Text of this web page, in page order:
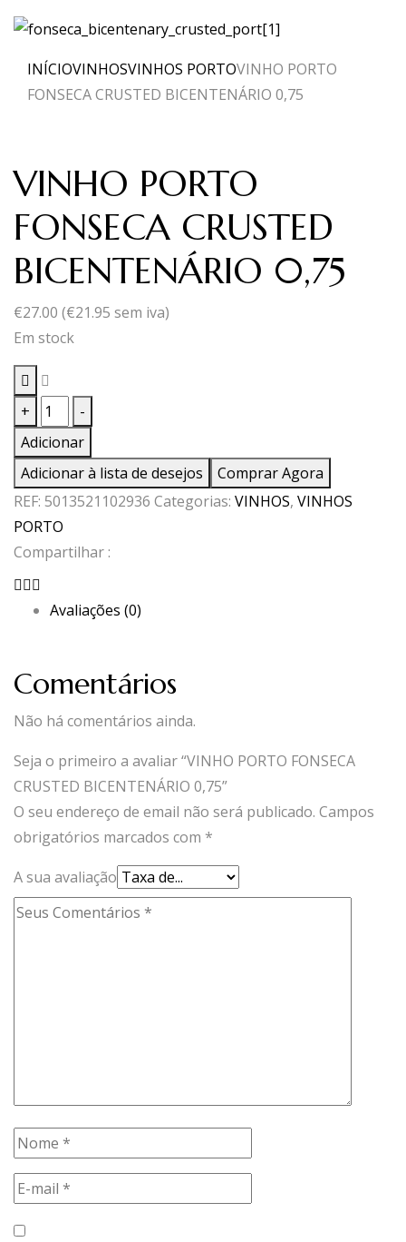
INÍCIOVINHOSVINHOS PORTOVINHO PORTO
FONSECA CRUSTED BICENTENÁRIO 0,75
VINHO PORTO
FONSECA CRUSTED
BICENTENÁRIO 0,75
€27.00 (€21.95 sem iva)
Em stock
+
Quantidade
de
VINHO
PORTO
FONSECA
CRUSTED
BICENTENÁRIO
-
Adicionar
Adicionar à lista de desejos
Comprar Agora
REF: 5013521102936 Categorias: VINHOS, VINHOS
PORTO
Compartilhar :
Avaliações (0)
Comentários
Não há comentários ainda.
Seja o primeiro a avaliar “VINHO PORTO FONSECA
CRUSTED BICENTENÁRIO 0,75”
O seu endereço de email não será publicado. Campos
obrigatórios marcados com *
A sua avaliação